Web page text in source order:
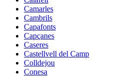
Camarles
Cambrils
Capafonts
Capçanes
Caseres
Castellvell del Camp
Colldejou
Conesa